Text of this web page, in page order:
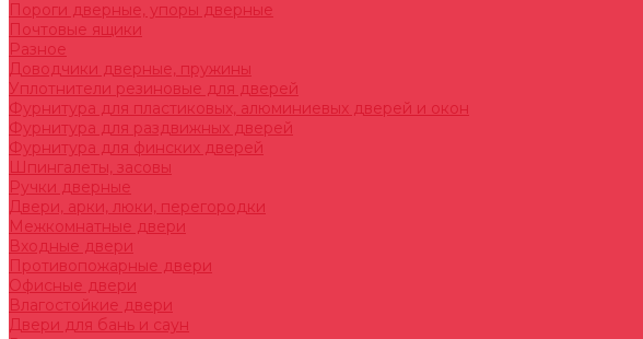
Пороги дверные, упоры дверные
Почтовые ящики
Разное
Доводчики дверные, пружины
Уплотнители резиновые для дверей
Фурнитура для пластиковых, алюминиевых дверей и окон
Фурнитура для раздвижных дверей
Фурнитура для финских дверей
Шпингалеты, засовы
Ручки дверные
Двери, арки, люки, перегородки
Межкомнатные двери
Входные двери
Противопожарные двери
Офисные двери
Влагостойкие двери
Двери для бань и саун